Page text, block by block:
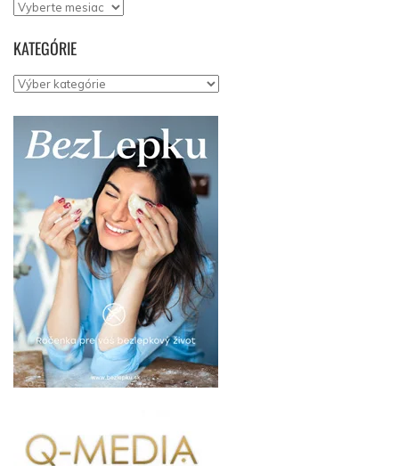
Archív
KATEGÓRIE
Kategórie